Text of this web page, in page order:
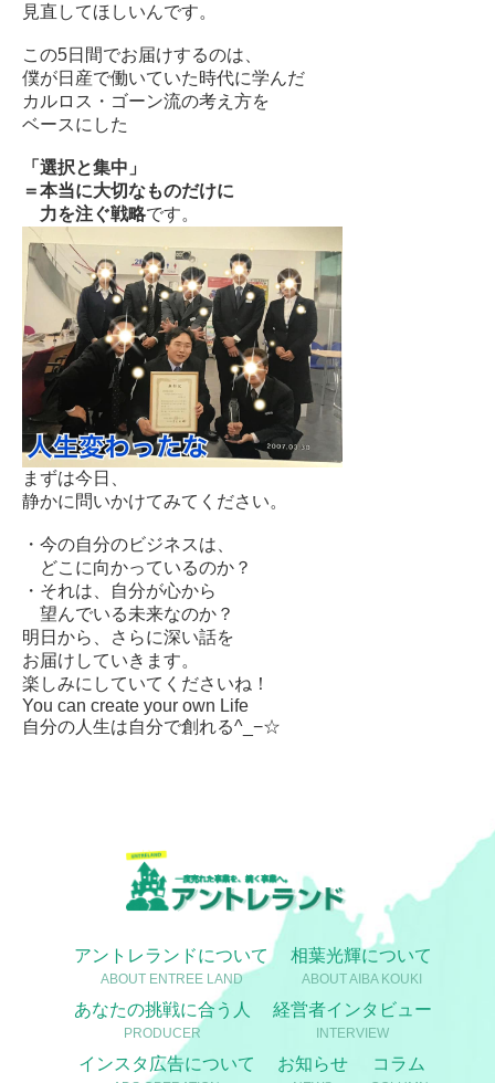
見直してほしいんです。
この5日間でお届けするのは、
僕が日産で働いていた時代に学んだ
カルロス・ゴーン流の考え方を
ベースにした
「選択と集中」
＝本当に大切なものだけに
力を注ぐ戦略です。
まずは今日、
静かに問いかけてみてください。
・今の自分のビジネスは、
どこに向かっているのか？
・それは、自分が心から
望んでいる未来なのか？
明日から、さらに深い話を
お届けしていきます。
楽しみにしていてくださいね！
You can create your own Life
自分の人生は自分で創れる^_−☆
アントレランドについて
ABOUT ENTREE LAND
相葉光輝について
ABOUT AIBA KOUKI
あなたの挑戦に合う人
PRODUCER
経営者インタビュー
INTERVIEW
インスタ広告について お知らせ コラム